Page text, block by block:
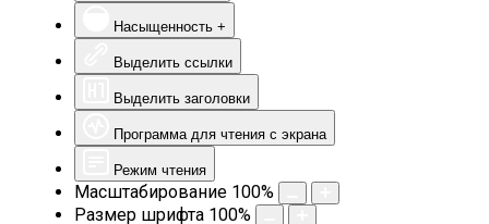
Насыщенность +
Выделить ссылки
Выделить заголовки
Программа для чтения с экрана
Режим чтения
Масштабирование 100%
Размер шрифта 100%